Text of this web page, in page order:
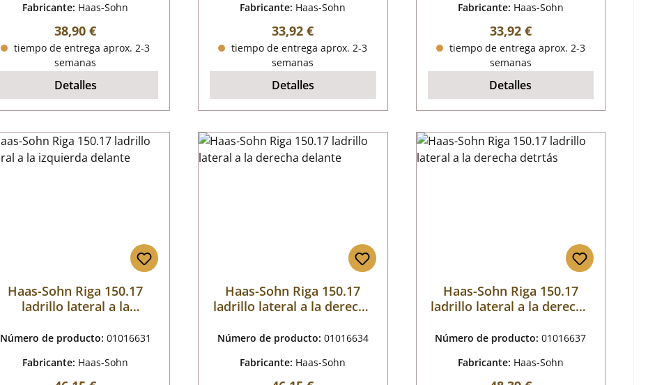
Fabricante: Haas-Sohn
Precio normal:
38,90 €
tiempo de entrega aprox. 2-3
semanas
Detalles
Fabricante: Haas-Sohn
Precio normal:
33,92 €
tiempo de entrega aprox. 2-3
semanas
Detalles
Fabricante: Haas-Sohn
Precio normal:
33,92 €
tiempo de entrega aprox. 2-3
semanas
Detalles
Haas-Sohn Riga 150.17
ladrillo lateral a la
Número de producto: 01016631
Fabricante: Haas-Sohn
Haas-Sohn Riga 150.17
ladrillo lateral a la derecha
Número de producto: 01016634
Fabricante: Haas-Sohn
Haas-Sohn Riga 150.17
ladrillo lateral a la derecha
Número de producto:01016637
Fabricante: Haas-Sohn